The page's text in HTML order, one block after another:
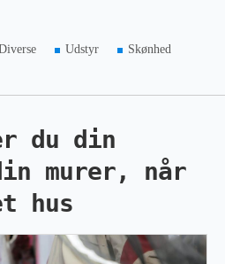
Udstyr
Skønhed
du din
murer, når
hus